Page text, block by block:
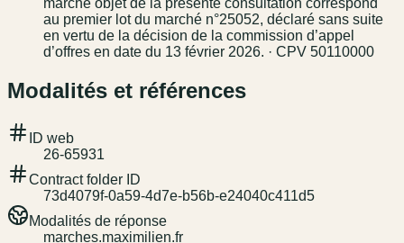
marché objet de la présente consultation correspond
au premier lot du marché n°25052, déclaré sans suite
en vertu de la décision de la commission d’appel
d’offres en date du 13 février 2026. · CPV 50110000
Modalités et références
ID web
26-65931
Contract folder ID
73d4079f-0a59-4d7e-b56b-e24040c411d5
Modalités de réponse
marches.maximilien.fr